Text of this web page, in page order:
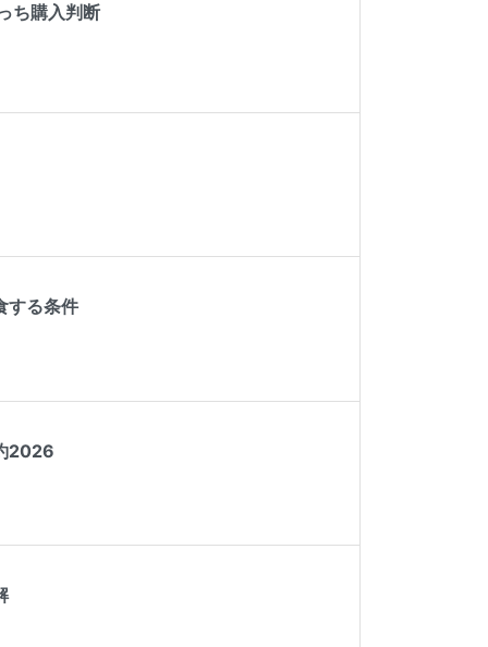
ち購入判断
する条件
2026